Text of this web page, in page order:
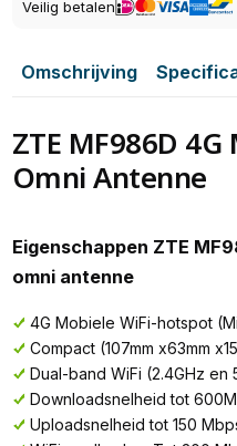
Veilig betalen
Omschrijving
ZTE MF986D
Omni Antenne
Eigenschappen ZTE
omni antenne
4G Mobiele WiFi-hotspot
Compact (107mm x63mm
Dual-band WiFi (2.4GHz en
Downloadsnelheid tot
Uploadsnelheid tot 150